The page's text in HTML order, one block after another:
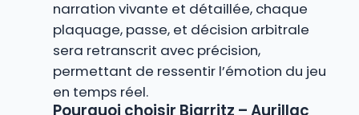
narration vivante et détaillée, chaque
plaquage, passe, et décision arbitrale
sera retranscrit avec précision,
permettant de ressentir l’émotion du jeu
en temps réel.